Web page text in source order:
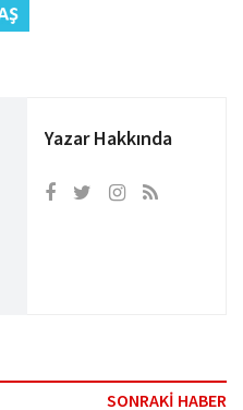
Yazar Hakkında
SONRAKİ HABER